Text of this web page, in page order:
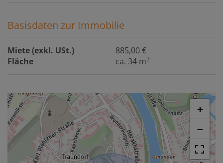
Basisdaten zur Immobilie
Miete (exkl. USt.)
885,00 €
Fläche
ca. 34 m2
+
−